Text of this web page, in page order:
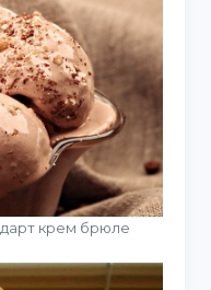
крем брюле